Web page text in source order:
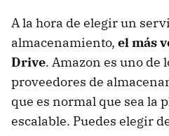
A la hora de elegir un
almacenamiento, el más
Drive. Amazon es uno de
proveedores de
que es normal que sea la
escalable. Puedes elegir